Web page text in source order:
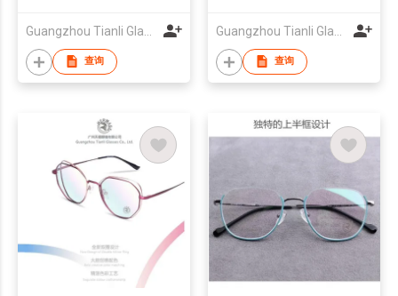
查询 查询